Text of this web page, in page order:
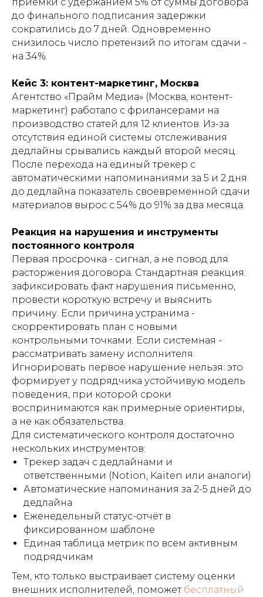
до финального подписания задержки
сократились до 7 дней. Одновременно
снизилось число претензий по итогам сдачи -
на 34%.
Кейс 3: контент-маркетинг, Москва
Агентство «Прайм Медиа» (Москва, контент-
маркетинг) работало с фрилансерами на
производство статей для 12 клиентов. Из-за
отсутствия единой системы отслеживания
дедлайны срывались каждый второй месяц.
После перехода на единый трекер с
автоматическими напоминаниями за 5 и 2 дня
до дедлайна показатель своевременной сдачи
материалов вырос с 54% до 91% за два месяца.
Реакция на нарушения и инструменты
постоянного контроля
Первая просрочка - сигнал, а не повод для
расторжения договора. Стандартная реакция:
зафиксировать факт нарушения письменно,
провести короткую встречу и выяснить
причину. Если причина устранима -
скорректировать план с новыми
контрольными точками. Если системная -
рассматривать замену исполнителя.
Игнорировать первое нарушение нельзя: это
формирует у подрядчика устойчивую модель
поведения, при которой сроки
воспринимаются как примерные ориентиры,
а не как обязательства.
Для систематического контроля достаточно
нескольких инструментов:
Трекер задач с дедлайнами и
ответственными (Notion, Kaiten или аналоги)
Автоматические напоминания за 2-5 дней до
дедлайна
Еженедельный статус-отчёт в
фиксированном шаблоне
Единая таблица метрик по всем активным
подрядчикам
Тем, кто только выстраивает систему оценки
внешних исполнителей, поможет бесплатный